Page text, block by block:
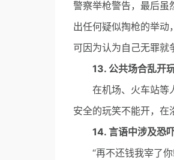
警察举枪警告，最后虽
出任何疑似掏枪的举动
可因为认为自己无罪就
13. 公共场合乱开
在机场、火车站等人
安全的玩笑不能开，在
14. 言语中涉及恐
“再不还钱我宰了你